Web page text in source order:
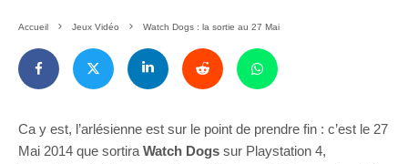
Accueil Jeux Vidéo Watch Dogs : la sortie au 27 Mai
Ca y est, l’arlésienne est sur le point de prendre fin : c’est le 27
Mai 2014 que sortiraWatch Dogs sur Playstation 4,